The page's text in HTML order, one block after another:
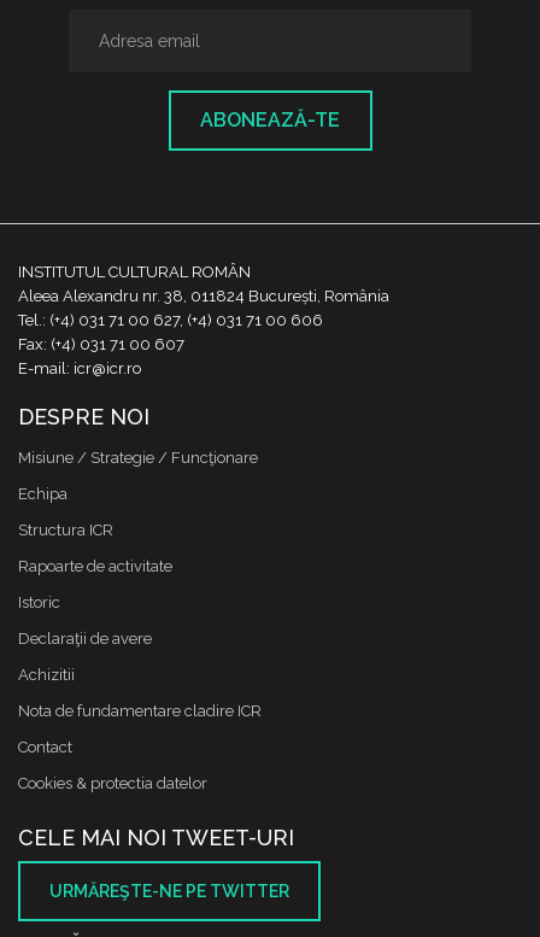
ABONEAZĂ-TE
INSTITUTUL CULTURAL ROMÂN
Aleea Alexandru nr. 38, 011824 București, România
Tel.: (+4) 031 71 00 627, (+4) 031 71 00 606
Fax: (+4) 031 71 00 607
E-mail: icr@icr.ro
DESPRE NOI
Misiune / Strategie / Funcţionare
Echipa
Structura ICR
Rapoarte de activitate
Istoric
Declaraţii de avere
Achizitii
Nota de fundamentare cladire ICR
Contact
Cookies & protectia datelor
CELE MAI NOI TWEET-URI
URMĂREŞTE-NE PE TWITTER